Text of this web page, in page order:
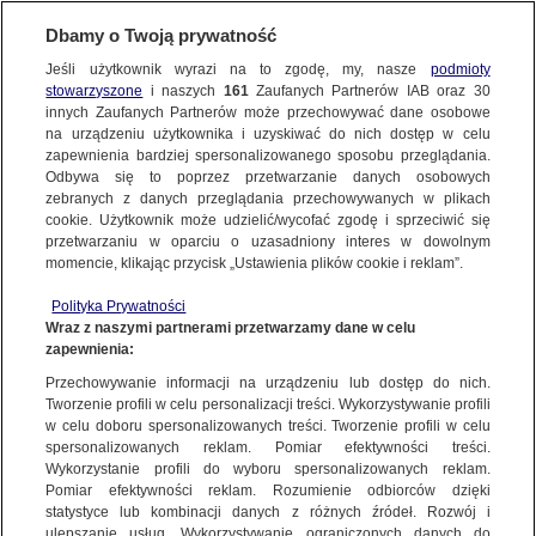
FAKTY | FAKTY PO POŁUDNIU
Wizyta na bazarku, spotkanie z seniorami, zbieranie podpisów. Sobota
pod znakiem kampanii wyborczej
NAJNOWSZE
ZOBACZ FAKTY
FAKTY PO FAKTACH
FAKTY O ŚWIECIE
WIĘCEJ
KANAŁY
Dzień dobry!
Jedno konto do wszystkich usług
Dbamy o Twoją prywatność
Jeśli użytkownik wyrazi na to zgodę, my, nasze podmioty
stowarzyszone i naszych 161Zaufanych Partnerów IAB oraz 30
innych Zaufanych Partnerów może przechowywać dane osobowe
na urządzeniu użytkownika i uzyskiwać do nich dostęp w celu
zapewnienia bardziej spersonalizowanego sposobu przeglądania.
Odbywa się to poprzez przetwarzanie danych osobowych
zebranych z danych przeglądania przechowywanych w plikach
cookie. Użytkownik może udzielić/wycofać zgodę i sprzeciwić się
przetwarzaniu w oparciu o uzasadniony interes w dowolnym
momencie, klikając przycisk „Ustawienia plików cookie i reklam”.
Polityka Prywatności
Wraz z naszymi partnerami przetwarzamy dane w celu
zapewnienia:
Przechowywanie informacji na urządzeniu lub dostęp do nich.
Tworzenie profili w celu personalizacji treści. Wykorzystywanie profili
w celu doboru spersonalizowanych treści. Tworzenie profili w celu
spersonalizowanych reklam. Pomiar efektywności treści.
Wykorzystanie profili do wyboru spersonalizowanych reklam.
Pomiar efektywności reklam. Rozumienie odbiorców dzięki
statystyce lub kombinacji danych z różnych źródeł. Rozwój i